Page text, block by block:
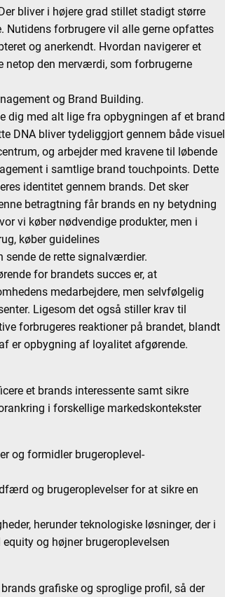
bliver i højere grad stillet stadigt større
Nutidens forbrugere vil alle gerne opfattes
og anerkendt. Hvordan navigerer et
netop den merværdi, som forbrugerne
og Brand Building.
dig med alt lige fra opbygningen af et brand
DNA bliver tydeliggjort gennem både visuel
og arbejder med kravene til løbende
i samtlige brand touchpoints. Dette
identitet gennem brands. Det sker
betragtning får brands en ny betydning
vi køber nødvendige produkter, men i
køber guidelines
de rette signalværdier.
for brandets succes er, at
medarbejdere, men selvfølgelig
Ligesom det også stiller krav til
forbrugeres reaktioner på brandet, blandt
er opbygning af loyalitet afgørende.
et brands interessente samt sikre
i forskellige markedskontekster
og formidler brugeroplevel-
og brugeroplevelser for at sikre en
herunder teknologiske løsninger, der i
og højner brugeroplevelsen
grafiske og sproglige profil, så der